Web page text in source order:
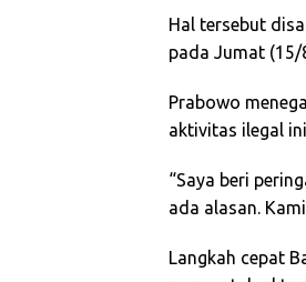
Hal tersebut
pada Jumat (15/
Prabowo
aktivitas ilegal
“Saya beri
ada alasan.
Langkah cepat